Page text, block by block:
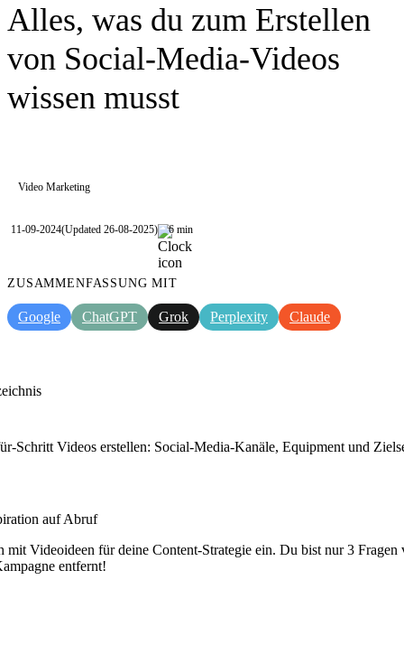
Alles, was du zum Erstellen
von Social-Media-Videos
wissen musst
Video Marketing
11-09-2024(Updated 26-08-2025) 6 min
ZUSAMMENFASSUNG MIT
Google ChatGPT Grok Perplexity Claude
Schritt Videos erstellen: Social-Media-Kanäle, Equipment und
auf Abruf
mit Videoideen für deine Content-Strategie ein. Du bist nur 3 Fragen
entfernt!